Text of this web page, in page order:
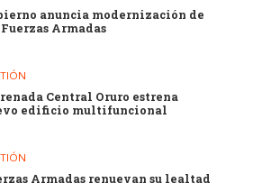
anuncia modernización de
Armadas
Central Oruro estrena
edificio multifuncional
Armadas renuevan su lealtad